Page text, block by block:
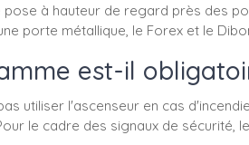
à hauteur de regard près des
porte métallique, le Forex et le
est-il
utiliser l'ascenseur en cas
le cadre des signaux de sécurité, le